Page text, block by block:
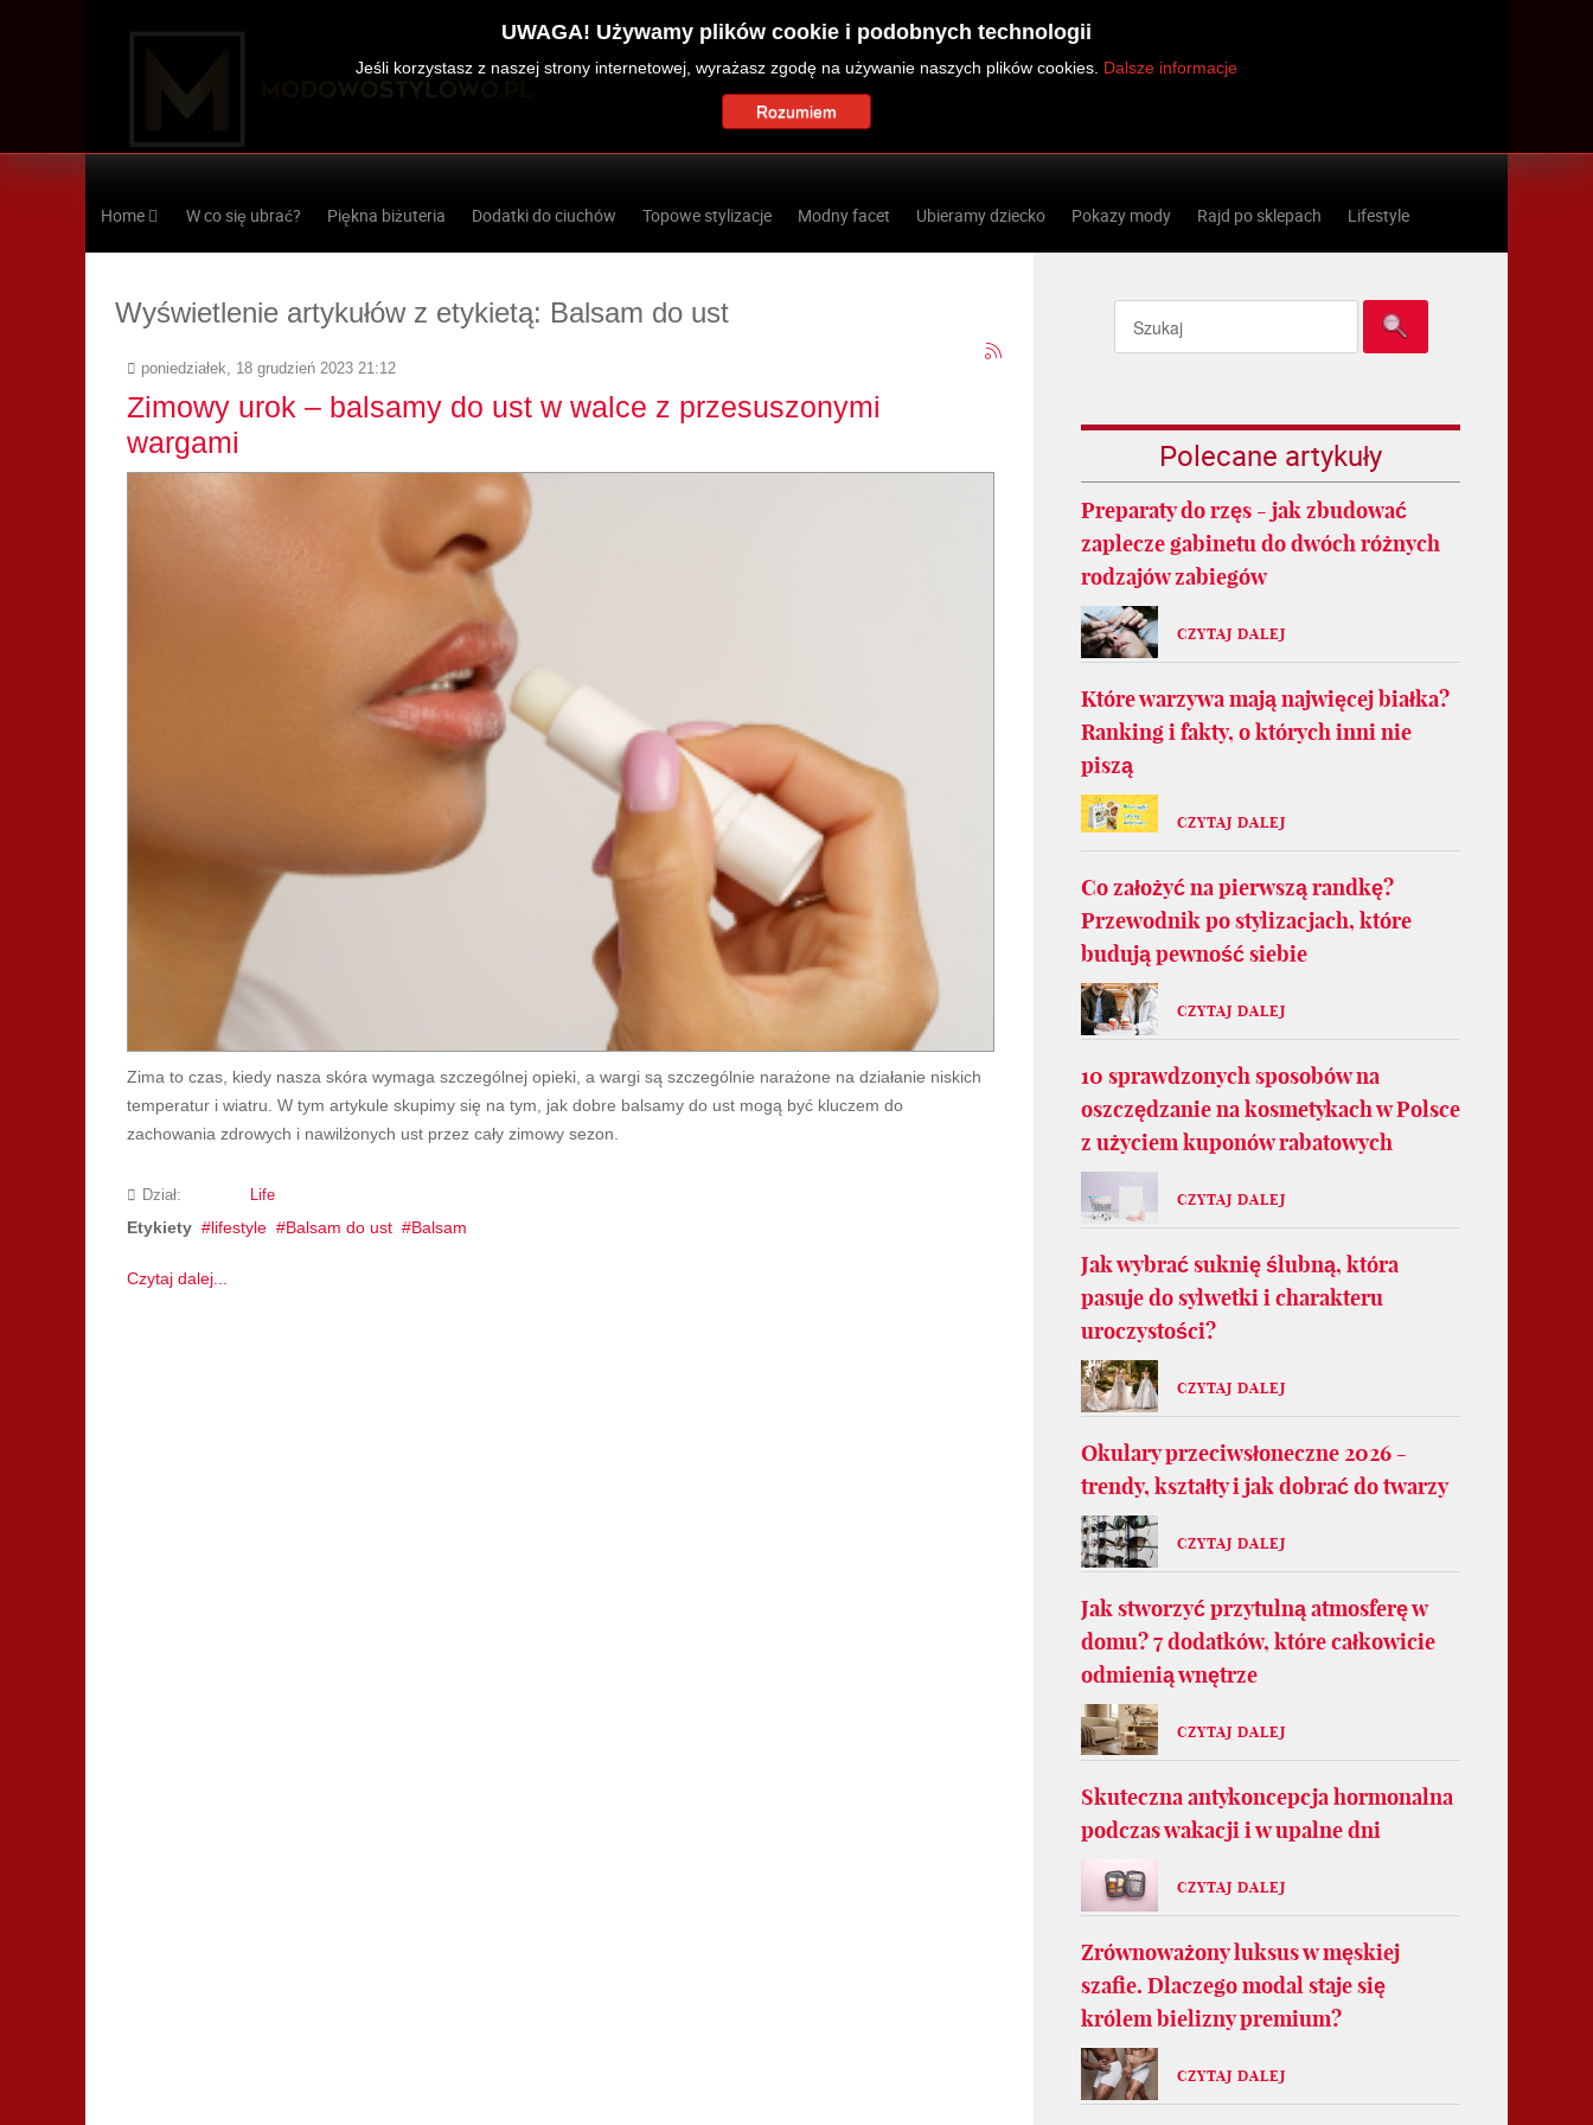
Home W co się ubrać? Piękna biżuteria Dodatki do ciuchów Topowe stylizacje Modny facet Ubieramy dziecko Pokazy mody Rajd po sklepach Lifestyle
Wyświetlenie artykułów z etykietą: Balsam do ust
poniedziałek, 18 grudzień 2023 21:12
Zimowy urok – balsamy do ust w walce z przesuszonymi
wargami
Zima to czas, kiedy nasza skóra wymaga szczególnej opieki, a wargi są szczególnie narażone na działanie niskich
temperatur i wiatru. W tym artykule skupimy się na tym, jak dobre balsamy do ust mogą być kluczem do
zachowania zdrowych i nawilżonych ust przez cały zimowy sezon.
Dział: Life
Etykiety lifestyle Balsam do ust Balsam
Czytaj dalej...
Polecane artykuły
Preparaty do rzęs - jak zbudować
zaplecze gabinetu do dwóch różnych
rodzajów zabiegów
CZYTAJ DALEJ
Które warzywa mają najwięcej białka?
Ranking i fakty, o których inni nie
piszą
CZYTAJ DALEJ
Co założyć na pierwszą randkę?
Przewodnik po stylizacjach, które
budują pewność siebie
CZYTAJ DALEJ
10 sprawdzonych sposobów na
oszczędzanie na kosmetykach w Polsce
z użyciem kuponów rabatowych
CZYTAJ DALEJ
Jak wybrać suknię ślubną, która
pasuje do sylwetki i charakteru
uroczystości?
CZYTAJ DALEJ
Okulary przeciwsłoneczne 2026 -
trendy, kształty i jak dobrać do twarzy
CZYTAJ DALEJ
Jak stworzyć przytulną atmosferę w
domu? 7 dodatków, które całkowicie
odmienią wnętrze
CZYTAJ DALEJ
Skuteczna antykoncepcja hormonalna
podczas wakacji i w upalne dni
CZYTAJ DALEJ
Zrównoważony luksus w męskiej
szafie. Dlaczego modal staje się
królem bielizny premium?
CZYTAJ DALEJ
UWAGA! Używamy plików cookie i podobnych technologii
Jeśli korzystasz z naszej strony internetowej, wyrażasz zgodę na używanie naszych plików cookies. Dalsze informacje
Rozumiem